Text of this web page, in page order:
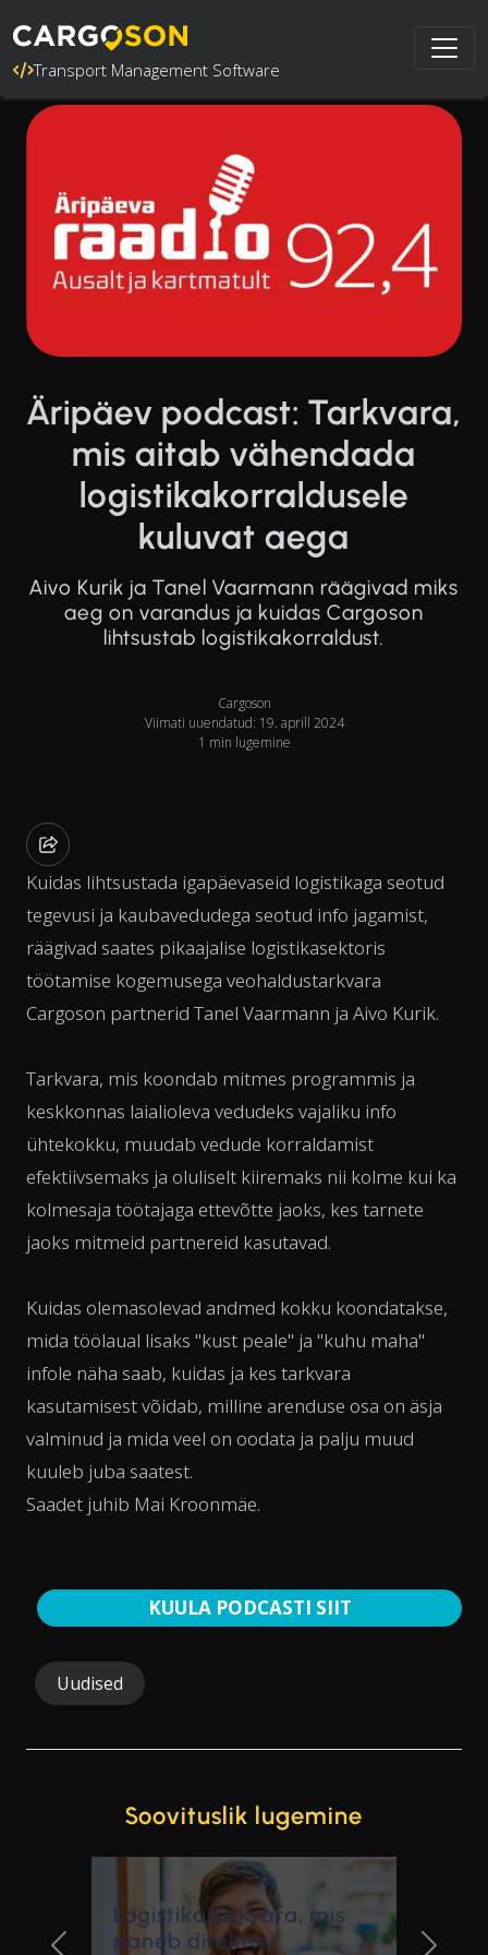
Transport Management Software
Äripäev podcast: Tarkvara,
mis aitab vähendada
logistikakorraldusele
kuluvat aega
Aivo Kurik ja Tanel Vaarmann räägivad miks
aeg on varandus ja kuidas Cargoson
lihtsustab logistikakorraldust.
Cargoson
Viimati uuendatud: 19. aprill 2024
1 min lugemine
Kuidas lihtsustada igapäevaseid logistikaga seotud
tegevusi ja kaubavedudega seotud info jagamist,
räägivad saates pikaajalise logistikasektoris
töötamise kogemusega veohaldustarkvara
Cargoson partnerid Tanel Vaarmann ja Aivo Kurik.
Tarkvara, mis koondab mitmes programmis ja
keskkonnas laialioleva vedudeks vajaliku info
ühtekokku, muudab vedude korraldamist
efektiivsemaks ja oluliselt kiiremaks nii kolme kui ka
kolmesaja töötajaga ettevõtte jaoks, kes tarnete
jaoks mitmeid partnereid kasutavad.
Kuidas olemasolevad andmed kokku koondatakse,
mida töölaual lisaks "kust peale" ja "kuhu maha"
infole näha saab, kuidas ja kes tarkvara
kasutamisest võidab, milline arenduse osa on äsja
valminud ja mida veel on oodata ja palju muud
kuuleb juba saatest.
Saadet juhib Mai Kroonmäe.
KUULA PODCASTI SIIT
Uudised
Soovituslik lugemine
mis